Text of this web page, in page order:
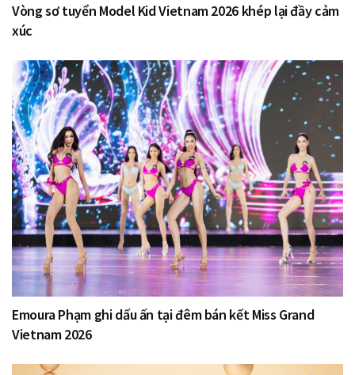
Vòng sơ tuyển Model Kid Vietnam 2026 khép lại đầy cảm
xúc
Emoura Phạm ghi dấu ấn tại đêm bán kết Miss Grand
Vietnam 2026